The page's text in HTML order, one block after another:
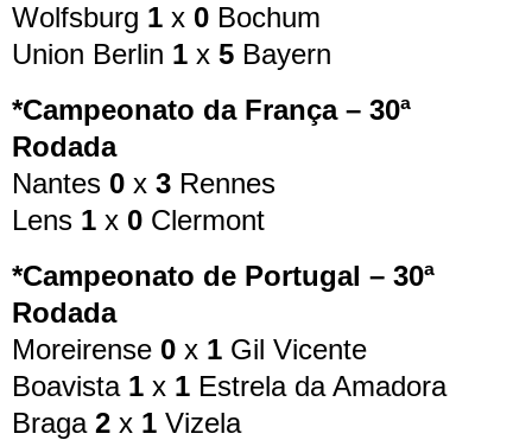
Wolfsburg 1 x 0 Bochum
Union Berlin 1 x 5 Bayern
*Campeonato da França – 30ª
Rodada
Nantes 0 x 3 Rennes
Lens 1 x 0 Clermont
*Campeonato de Portugal – 30ª
Rodada
Moreirense 0 x 1 Gil Vicente
Boavista 1 x 1 Estrela da Amadora
Braga 2 x 1 Vizela